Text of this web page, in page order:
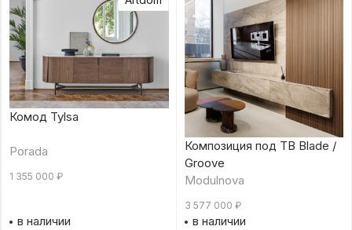
Комод Tylsa
Porada
1 355 000 ₽
в наличии
Композиция под ТВ Blade /
Groove
Modulnova
3 577 000 ₽
в наличии